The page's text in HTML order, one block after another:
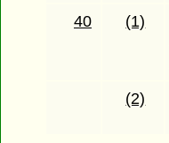
40
(1)
(2)